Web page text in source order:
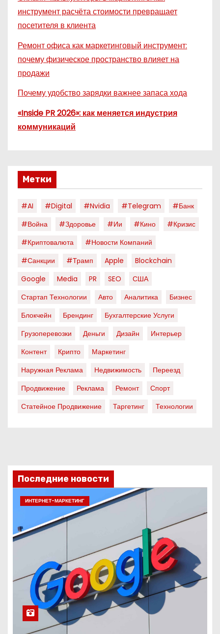
инструмент расчёта стоимости превращает
посетителя в клиента
Ремонт офиса как маркетинговый инструмент:
почему физическое пространство влияет на
продажи
Почему удобство зарядки важнее запаса хода
«Inside PR 2026»: как меняется индустрия
коммуникаций
Метки
#AI #digital #nvidia #telegram
#банк
#война
#здоровье #ии #кино
#кризис
#криптовалюта
#новости Компаний
#санкции
#трамп Apple
Blockchain
Google
Media PR SEO
США
Стартап Технологии
Авто Аналитика
Бизнес
Блокчейн
Брендинг
Бухгалтерские Услуги
Грузоперевозки
Деньги Дизайн
Интерьер
Контент
Крипто
Маркетинг
Наружная Реклама
Недвижимость
Переезд
Продвижение
Реклама Ремонт
Спорт
Статейное Продвижение
Таргетинг Технологии
Последние новости
ИНТЕРНЕТ-МАРКЕТИНГ